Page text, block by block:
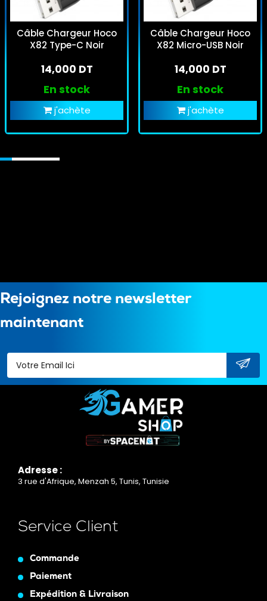
Câble Chargeur Hoco
X82 Type-C Noir
14,000 DT
En stock
j'achète
Câble Chargeur Hoco
X82 Micro-USB Noir
14,000 DT
En stock
j'achète
Rejoignez notre newsletter
maintenant
Adresse :
3 rue d'Afrique, Menzah 5, Tunis, Tunisie
Service Client
Commande
Paiement
Expédition & Livraison